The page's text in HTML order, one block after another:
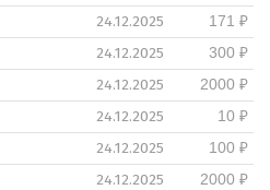
24.12.2025
171 ₽
24.12.2025
300 ₽
24.12.2025
2000 ₽
24.12.2025
10 ₽
24.12.2025
100 ₽
24.12.2025
2000 ₽